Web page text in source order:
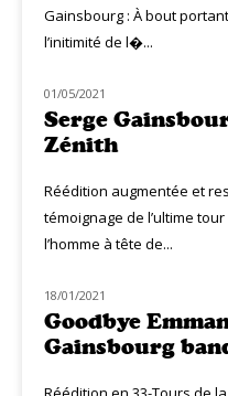
Gainsbourg : À bout
l’initimité de l�...
MUZIQ NEWS
01/05/2021
Serge
Zénith
Réédition augmentée et
témoignage de l’ultime
l’homme à tête de...
CINÉ MUZIQ
18/01/2021
Goodbye
Gainsbourg